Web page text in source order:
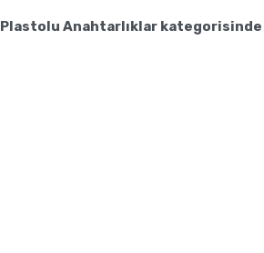
Plastolu Anahtarlıklarkategorisinde